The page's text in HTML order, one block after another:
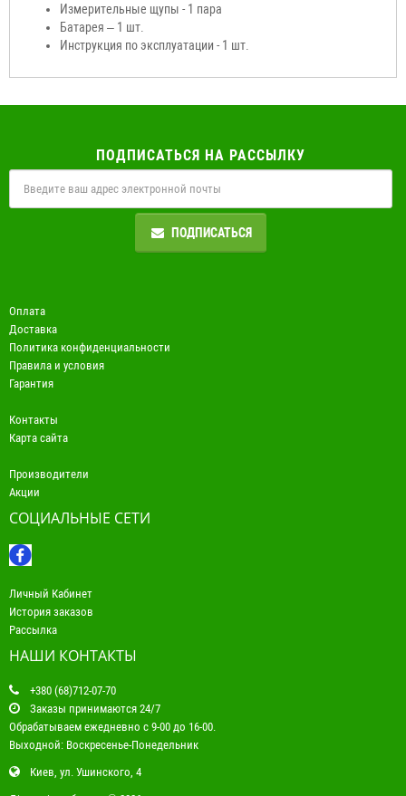
Измерительные щупы - 1 пара
Батарея – 1 шт.
Инструкция по эксплуатации - 1 шт.
ПОДПИСАТЬСЯ НА РАССЫЛКУ
ПОДПИСАТЬСЯ
Оплата
Доставка
Политика конфиденциальности
Правила и условия
Гарантия
Контакты
Карта сайта
Производители
Акции
СОЦИАЛЬНЫЕ СЕТИ
Личный Кабинет
История заказов
Рассылка
НАШИ КОНТАКТЫ
+380 (68)712-07-70
Заказы принимаются 24/7
Обрабатываем ежедневно с 9-00 до 16-00.
Выходной: Воскресенье-Понедельник
Киев, ул. Ушинского, 4